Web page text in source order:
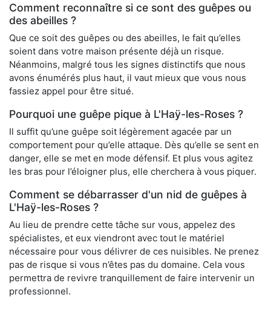
Comment reconnaître si ce sont des guêpes ou
des abeilles ?
Que ce soit des guêpes ou des abeilles, le fait qu’elles
soient dans votre maison présente déjà un risque.
Néanmoins, malgré tous les signes distinctifs que nous
avons énumérés plus haut, il vaut mieux que vous nous
fassiez appel pour être situé.
Pourquoi une guêpe pique à L'Haÿ-les-Roses ?
Il suffit qu’une guêpe soit légèrement agacée par un
comportement pour qu’elle attaque. Dès qu’elle se sent en
danger, elle se met en mode défensif. Et plus vous agitez
les bras pour l’éloigner plus, elle cherchera à vous piquer.
Comment se débarrasser d'un nid de guêpes à
L'Haÿ-les-Roses ?
Au lieu de prendre cette tâche sur vous, appelez des
spécialistes, et eux viendront avec tout le matériel
nécessaire pour vous délivrer de ces nuisibles. Ne prenez
pas de risque si vous n’êtes pas du domaine. Cela vous
permettra de revivre tranquillement de faire intervenir un
professionnel.